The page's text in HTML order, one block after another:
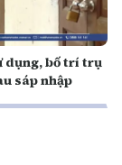
dụng, bố trí trụ
sáp nhập